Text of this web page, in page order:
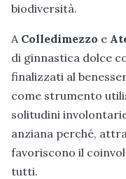
biodiversità.
A Colledimezzo e
di ginnastica dolce
finalizzati al
come strumento
solitudini
anziana perché,
favoriscono il
tutti.